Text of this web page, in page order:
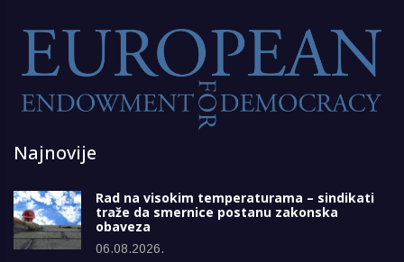
Najnovije
Rad na visokim temperaturama – sindikati
traže da smernice postanu zakonska
obaveza
06.08.2026.